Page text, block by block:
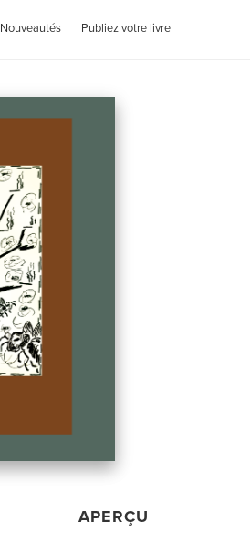
Nouveautés Publiez votre livre
APERÇU